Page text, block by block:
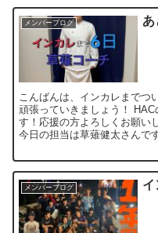
メンバーブログ あ
こんばんは、インカレまでつ
頑張っていきましょう！
す！応援の方よろしくお願い
今日の担当は草薙健太さんで
メンバーブログ イ